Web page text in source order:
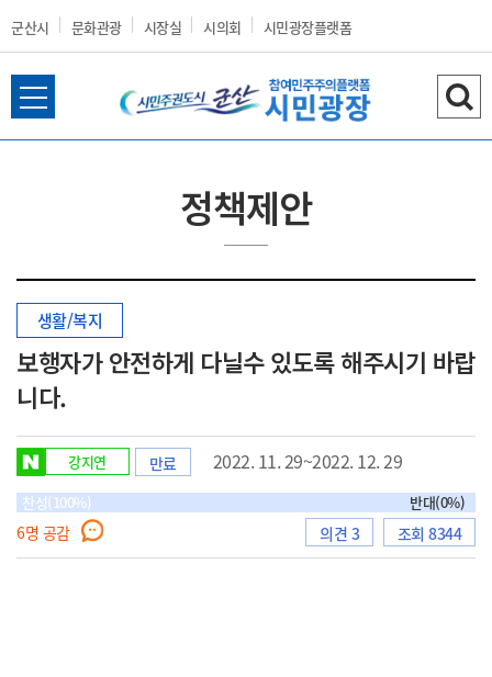
군산시 문화관광 시장실 시의회 시민광장플랫폼
군
시
홈
으
전
체
검
색
정책제안
생활/복지
보행자가 안전하게 다닐수 있도록 해주시기 바랍
니다.
강지연 만료 2022. 11. 29~2022. 12. 29
찬성(100%) 반대(0%)
6명 공감 의견 3 조회 8344